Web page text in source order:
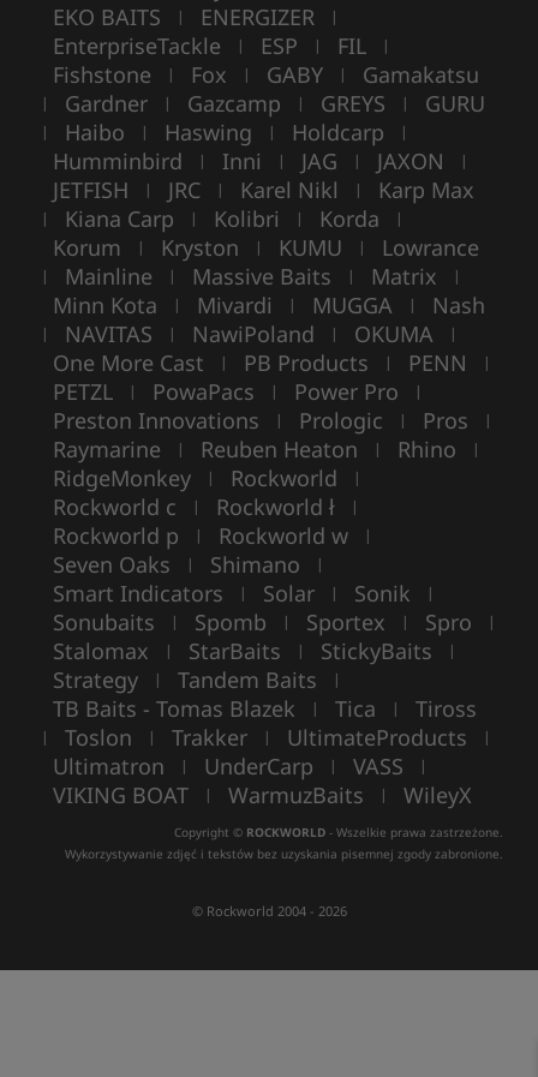
EKO BAITS | ENERGIZER |
EnterpriseTackle | ESP | FIL |
Fishstone | Fox | GABY | Gamakatsu
| Gardner | Gazcamp | GREYS | GURU
| Haibo | Haswing | Holdcarp |
Humminbird | Inni | JAG | JAXON |
JETFISH | JRC | Karel Nikl | Karp Max
| Kiana Carp | Kolibri | Korda |
Korum | Kryston | KUMU | Lowrance
| Mainline | Massive Baits | Matrix |
Minn Kota | Mivardi | MUGGA | Nash
| NAVITAS | NawiPoland | OKUMA |
One More Cast | PB Products | PENN |
PETZL | PowaPacs | Power Pro |
Preston Innovations | Prologic | Pros |
Raymarine | Reuben Heaton | Rhino |
RidgeMonkey | Rockworld |
Rockworld c | Rockworld ł |
Rockworld p | Rockworld w |
Seven Oaks | Shimano |
Smart Indicators | Solar | Sonik |
Sonubaits | Spomb | Sportex | Spro |
Stalomax | StarBaits | StickyBaits |
Strategy | Tandem Baits |
TB Baits - Tomas Blazek | Tica | Tiross
| Toslon | Trakker | UltimateProducts |
Ultimatron | UnderCarp | VASS |
VIKING BOAT | WarmuzBaits | WileyX
Copyright © ROCKWORLD - Wszelkie prawa zastrzeżone.
Wykorzystywanie zdjęć i tekstów bez uzyskania pisemnej zgody zabronione.
© Rockworld 2004 - 2026